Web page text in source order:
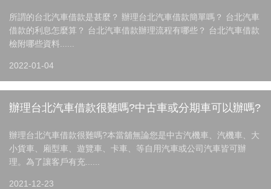
所謂的台北汽車借款是甚麼？ 辦理台北汽車借款簡單嗎？ 台北汽車
借款的利息怎麼算？ 台北汽車借款辦理流程有哪些？ 台北汽車借款
檢附哪些資料......
2022-01-04
辦理台北汽車借款很難嗎?中古車或分期車可以辦嗎?
辦理台北汽車借款很難嗎?本當舖無論您是中古汽機車、汽機車、大
小貨車、廂型車、遊覽車、卡車、等自用汽車或公司汽車皆可辦
理。為了讓客戶有充......
2021-12-23